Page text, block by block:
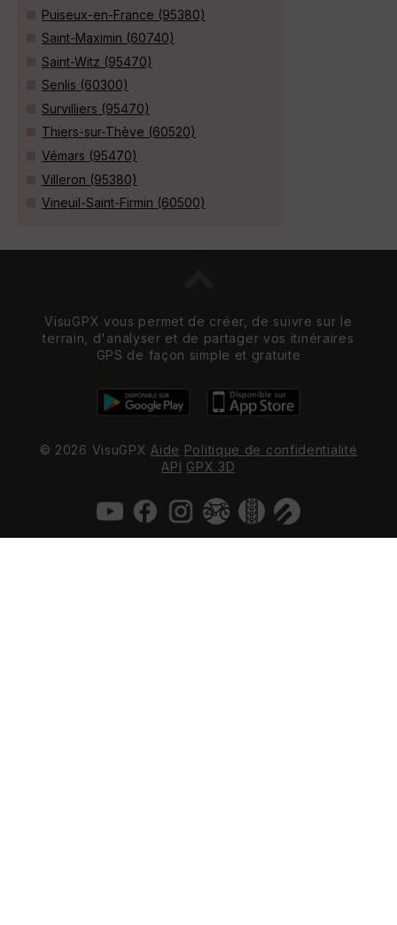
Puiseux-en-France (95380)
Saint-Maximin (60740)
Saint-Witz (95470)
Senlis (60300)
Survilliers (95470)
Thiers-sur-Thève (60520)
Vémars (95470)
Villeron (95380)
Vineuil-Saint-Firmin (60500)
VisuGPX vous permet de créer, de suivre sur le
terrain, d'analyser et de partager vos itinéraires
GPS de façon simple et gratuite
© 2026 VisuGPX Aide Politique de confidentialité
API GPX 3D